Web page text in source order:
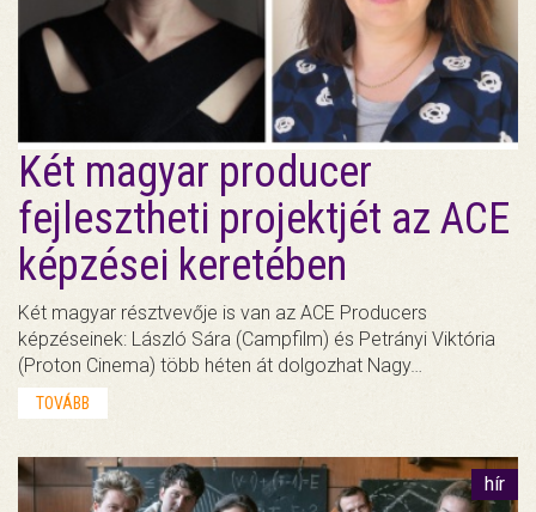
Két magyar producer
fejlesztheti projektjét az ACE
képzései keretében
Két magyar résztvevője is van az ACE Producers
képzéseinek: László Sára (Campfilm) és Petrányi Viktória
(Proton Cinema) több héten át dolgozhat Nagy…
TOVÁBB
hír